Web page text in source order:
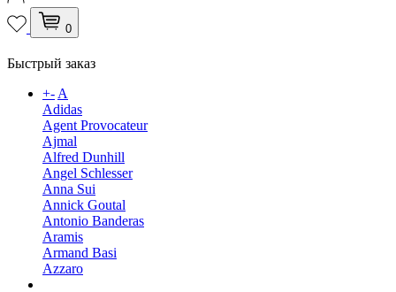
0
Быстрый заказ
+-A
Adidas
Agent Provocateur
Ajmal
Alfred Dunhill
Angel Schlesser
Anna Sui
Annick Goutal
Antonio Banderas
Aramis
Armand Basi
Azzaro